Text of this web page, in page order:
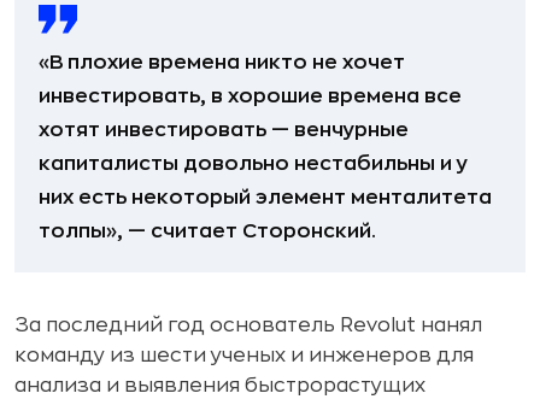
«В плохие времена никто не хочет
инвестировать, в хорошие времена все
хотят инвестировать — венчурные
капиталисты довольно нестабильны и у
них есть некоторый элемент менталитета
толпы», — считает Сторонский.
За последний год основатель Revolut нанял
команду из шести ученых и инженеров для
анализа и выявления быстрорастущих